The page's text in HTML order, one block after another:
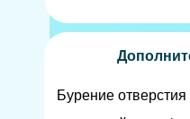
Бурение